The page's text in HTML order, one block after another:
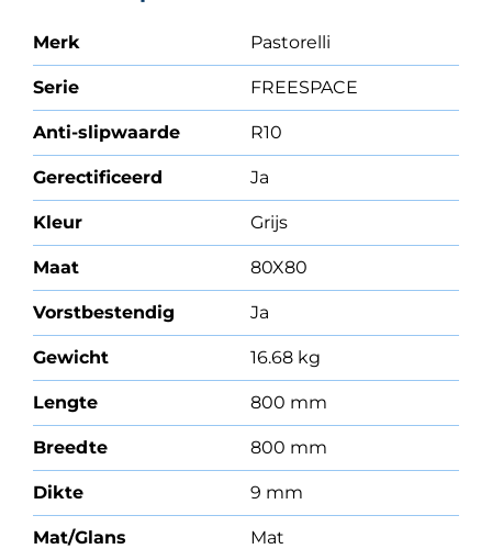
Merk Pastorelli
Serie FREESPACE
Anti-slipwaarde R10
Gerectificeerd Ja
Kleur Grijs
Maat 80X80
Vorstbestendig Ja
Gewicht 16.68 kg
Lengte 800 mm
Breedte 800 mm
Dikte 9 mm
Mat/Glans Mat